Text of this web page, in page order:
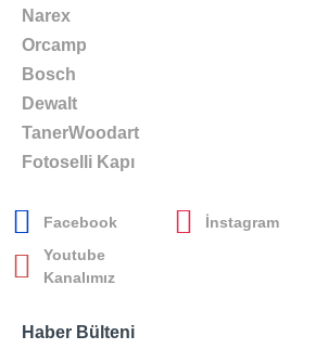
Narex
Orcamp
Bosch
Dewalt
TanerWoodart
Fotoselli Kapı
Facebook İnstagram
Youtube
Kanalımız
Haber Bülteni